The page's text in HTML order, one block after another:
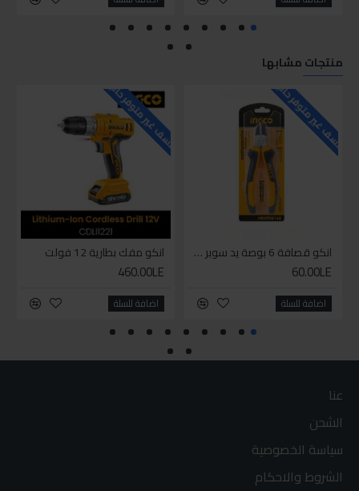
منتجات مشابها
للاسف غير متوفر حاليا
انكو قصافة 6 بوصة يد سوبر وان
60.00LE
اضافة للسلة
للاسف غير متوفر حاليا
انكو مفك بطارية 12 فولت
460.00LE
اضافة للسلة
عنا
الشحن
سياسة الخصوصية
الشروط والاحكام